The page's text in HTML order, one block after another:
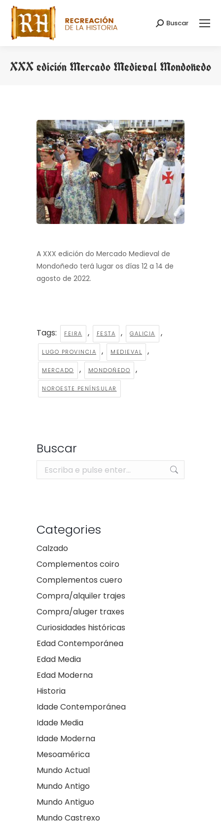
Search:
Buscar
XXX edición Mercado Medieval Mondoñedo
A XXX edición do Mercado Medieval de
Mondoñedo terá lugar os días 12 a 14 de
agosto de 2022.
Tags: FEIRA , FESTA , GALICIA ,
LUGO PROVINCIA , MEDIEVAL ,
MERCADO , MONDOÑEDO ,
NOROESTE PENÍNSULAR
Buscar
Search:
Categories
Calzado
Complementos coiro
Complementos cuero
Compra/alquiler trajes
Compra/aluger traxes
Curiosidades históricas
Edad Contemporánea
Edad Media
Edad Moderna
Historia
Idade Contemporánea
Idade Media
Idade Moderna
Mesoamérica
Mundo Actual
Mundo Antigo
Mundo Antiguo
Mundo Castrexo